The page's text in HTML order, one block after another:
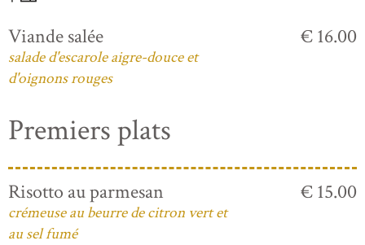
Viande salée
salade d'escarole aigre-douce et
d'oignons rouges
€ 16.00
Premiers plats
Risotto au parmesan
crémeuse au beurre de citron vert et
au sel fumé
€ 15.00